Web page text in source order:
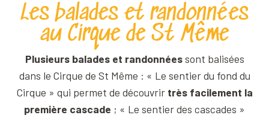
Les balades et randonnées
au Cirque de St Même
Plusieurs balades et randonnéessont balisées
dans le Cirque de St Même : « Le sentier du fond du
Cirque » qui permet de découvrir très facilement la
première cascade ; « Le sentier des cascades »